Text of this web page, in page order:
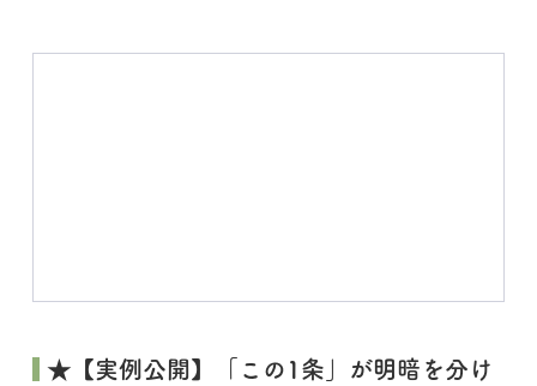
★【実例公開】「この1条」が明暗を分け